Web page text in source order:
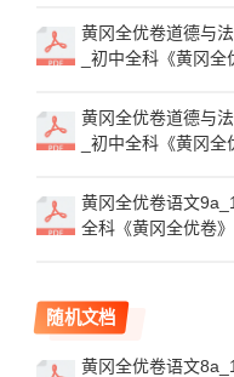
黄冈全优卷道德与
_初中全科《黄冈
黄冈全优卷道德与
_初中全科《黄冈
黄冈全优卷语文
全科《黄冈全优卷
随机文档
黄冈全优卷语文